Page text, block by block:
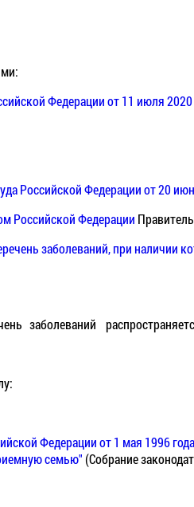
Федерации от 11 июля 2020
Российской Федерации от 20
Российской Федерации
заболеваний, при наличии
заболеваний
Федерации от 1 мая 1996
семью" (Собрание